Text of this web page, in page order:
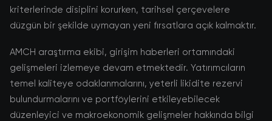
kriterlerinde disiplini korurken, tarihsel çerçevelere
düzgün bir şekilde uymayan yeni fırsatlara açık kalmaktır.
AMCH araştırma ekibi, girişim haberleri ortamındaki
gelişmeleri izlemeye devam etmektedir. Yatırımcıların
temel kaliteye odaklanmalarını, yeterli likidite rezervi
bulundurmalarını ve portföylerini etkileyebilecek
düzenleyici ve makroekonomik gelişmeler hakkında bilgi